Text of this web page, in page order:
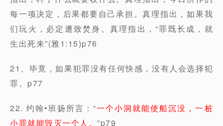
每一项决定，后果都要自己承担。真理指出，如果我
们玩火，必定遭致焚身。真理指出，“罪既长成，就
生出死来”(雅1:15)p76
21、毕竟，如果犯罪没有任何快感，没有人会选择犯
罪。p77
22. 约翰•班扬所言：“一个小洞就能使船沉没，一桩
小罪就能毁灭一个人。 ”p79